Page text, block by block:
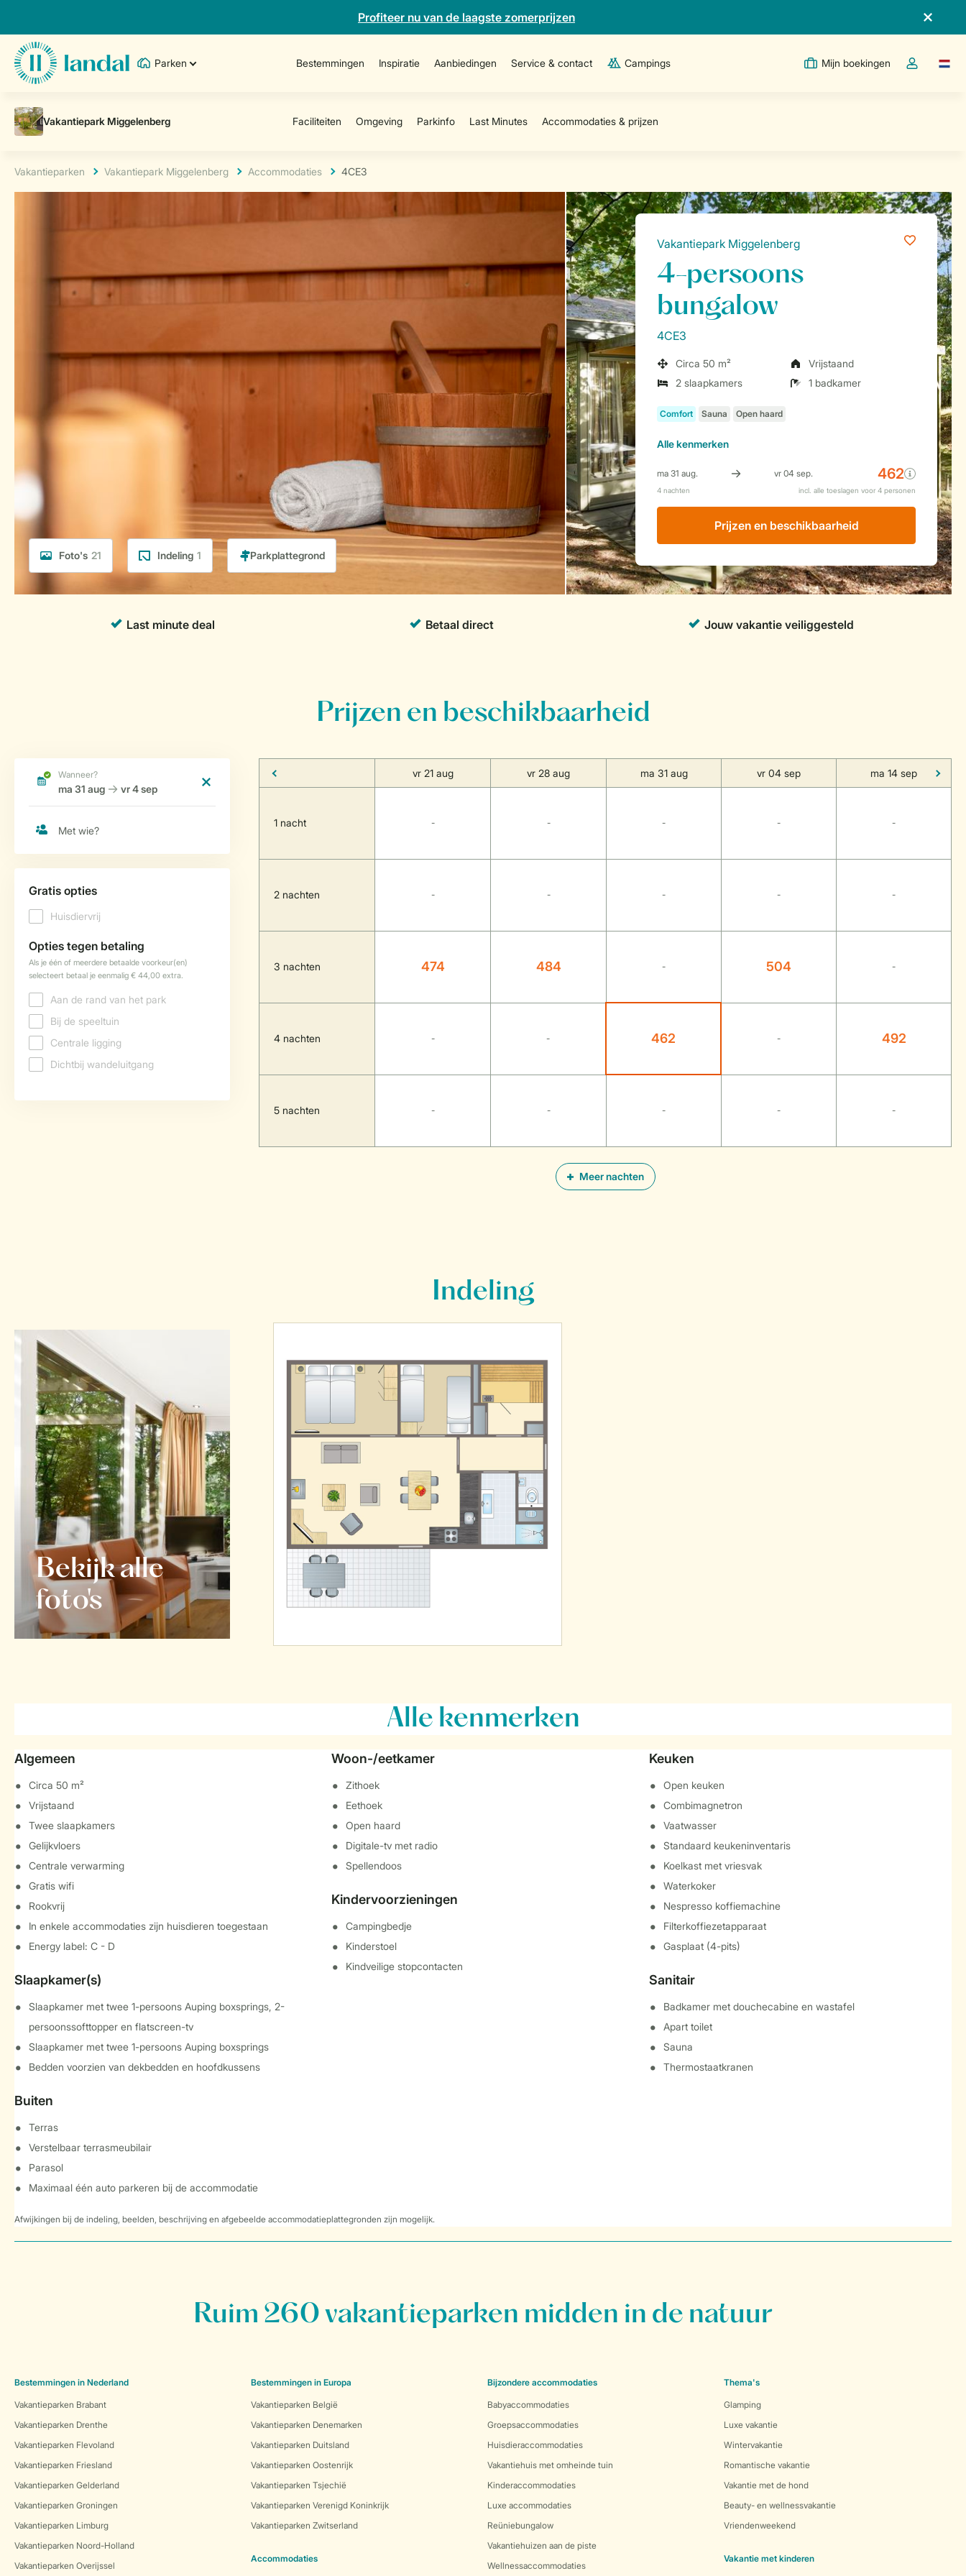
Profiteer nu van de laagste zomerprijzen
Parken Bestemmingen Inspiratie Aanbiedingen Service & contact Campings Mijn boekingen
Open deTaal
Vakantieparken Vakantiepark Miggelenberg Accommodaties 4CE3
Foto's 21 Indeling 1
Vakantiepark Miggelenberg
4-persoons
bungalow
4CE3
Circa 50 m²
Vrijstaand
2 slaapkamers
1 badkamer
Allekenmerken
Prijzen en beschikbaarheid
Prijzen en beschikbaarheid
Meer nachten
vr 21 aug vr 28 aug ma 31 aug vr 04 sep ma 14 sep
1 nacht - - - - -
2 nachten - - - - -
3 nachten 474 484 - 504 -
4 nachten - - 462 - 492
5 nachten - - - - -
Indeling
Bekijk alle
foto's
Alle kenmerken
Algemeen
Circa 50 m²
Vrijstaand
Twee slaapkamers
Gelijkvloers
Centrale verwarming
Gratis wifi
Rookvrij
In enkele accommodaties zijn huisdieren toegestaan
Energy label: C - D
Slaapkamer(s)
Slaapkamer met twee 1-persoons Auping boxsprings, 2-
persoonssofttopper en flatscreen-tv
Slaapkamer met twee 1-persoons Auping boxsprings
Bedden voorzien van dekbedden en hoofdkussens
Buiten
Terras
Verstelbaar terrasmeubilair
Parasol
Maximaal één auto parkeren bij de accommodatie
Woon-/eetkamer
Zithoek
Eethoek
Open haard
Digitale-tv met radio
Spellendoos
Kindervoorzieningen
Campingbedje
Kinderstoel
Kindveilige stopcontacten
Keuken
Open keuken
Combimagnetron
Vaatwasser
Standaard keukeninventaris
Koelkast met vriesvak
Waterkoker
Nespresso koffiemachine
Filterkoffiezetapparaat
Gasplaat (4-pits)
Sanitair
Badkamer met douchecabine en wastafel
Apart toilet
Sauna
Thermostaatkranen
Afwijkingen bij de indeling, beelden, beschrijving en afgebeelde accommodatieplattegronden zijn mogelijk.
Ruim 260 vakantieparken midden in de natuur
Bestemmingen in Nederland
Vakantieparken Brabant
Vakantieparken Drenthe
Vakantieparken Flevoland
Vakantieparken Friesland
Vakantieparken Gelderland
Vakantieparken Groningen
Vakantieparken Limburg
Vakantieparken Noord-Holland
Vakantieparken Overijssel
Bestemmingen in Europa
Vakantieparken België
Vakantieparken Denemarken
Vakantieparken Duitsland
Vakantieparken Oostenrijk
Vakantieparken Tsjechië
Vakantieparken Verenigd Koninkrijk
Vakantieparken Zwitserland
Accommodaties
Bijzondere accommodaties
Babyaccommodaties
Groepsaccommodaties
Huisdieraccommodaties
Vakantiehuis met omheinde tuin
Kinderaccommodaties
Luxe accommodaties
Reüniebungalow
Vakantiehuizen aan de piste
Wellnessaccommodaties
Thema's
Glamping
Luxe vakantie
Wintervakantie
Romantische vakantie
Vakantie met de hond
Beauty- en wellnessvakantie
Vriendenweekend
Vakantie met kinderen